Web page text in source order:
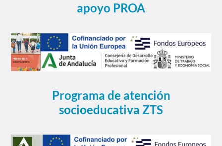
apoyo PROA
Programa de atención
socioeducativa ZTS